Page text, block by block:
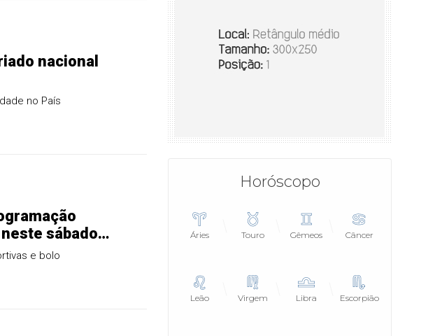
nacional
no País
sábado
e bolo
Horóscopo
Áries Touro Gêmeos Câncer
Leão Virgem Libra Escorpião